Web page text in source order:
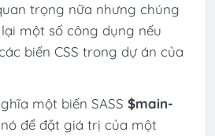
trọng nữa nhưng chúng
một số công dụng nếu
biến CSS trong dự án của
một biến SASS $main-
để đặt giá trị của một